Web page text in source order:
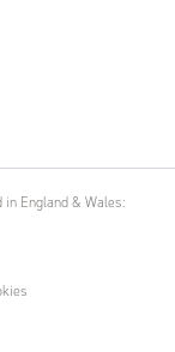
England & Wales: